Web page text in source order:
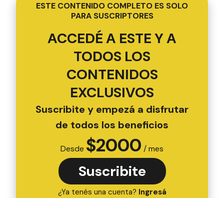
ESTE CONTENIDO COMPLETO ES SOLO
PARA SUSCRIPTORES
ACCEDÉ A ESTE Y A
TODOS LOS
CONTENIDOS
EXCLUSIVOS
Suscribite y empezá a disfrutar
de todos los beneficios
Desde $2000 / mes
Suscribite
¿Ya tenés una cuenta? Ingresá